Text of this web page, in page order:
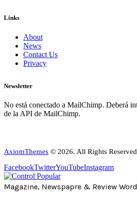
Links
About
News
Contact Us
Privacy
Newsletter
No está conectado a MailChimp. Deberá
de la API de MailChimp.
AxiomThemes © 2026. All Rights
FacebookTwitterYouTubeInstagram
Magazine, Newspapre & Review